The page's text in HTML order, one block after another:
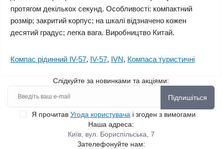
протягом декількох секунд. Особливості: компактний
розмір; закритий корпус; на шкалі відзначено кожен
десятий градус; легка вага. Виробництво Китай.
Компас рідинний IV-57, IV-57, IVN, Компаса туристичні
Слідкуйте за новинками та акціями:
Підпишіться
Я прочитав Угода користувача і згоден з вимогами
Наша адреса:
Київ, вул. Бориспільська, 7
Зателефонуйте нам: